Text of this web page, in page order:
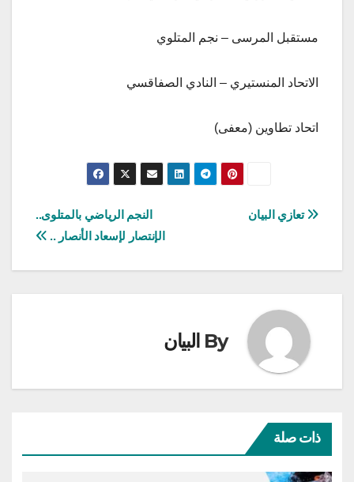
مستقبل المرسى – نجم المتلوي
الاتحاد المنستيري – النادي الصفاقسي
اتحاد تطاوين (معفى)
تصفّح
النجم الرياضي بالمتلوى..
الإنتصار لإسعاد الأنصار ..
تعازي البيان
By البيان
ذات صلة